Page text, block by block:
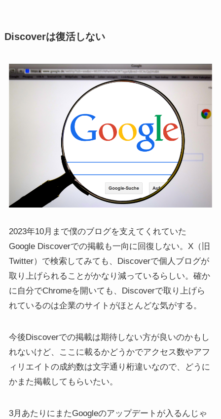
Discoverは復活しない
2023年10月まで僕のブログを支えてくれていた
Google Discoverでの掲載も一向に回復しない。X（旧
Twitter）で検索してみても、Discoverで個人ブログが
取り上げられることがかなり減っているらしい。確か
に自分でChromeを開いても、Discoverで取り上げら
れているのは企業のサイトがほとんどな気がする。
今後Discoverでの掲載は期待しない方が良いのかもし
れないけど、ここに載るかどうかでアクセス数やアフ
ィリエイトの成約数は文字通り桁違いなので、どうに
かまた掲載してもらいたい。
3月あたりにまたGoogleのアップデートが入るんじゃ